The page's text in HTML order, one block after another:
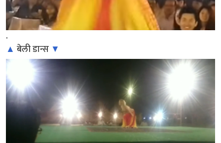
.
▲ बेली डान्स ▼